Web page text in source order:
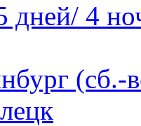
дней/ 4
(сб.-